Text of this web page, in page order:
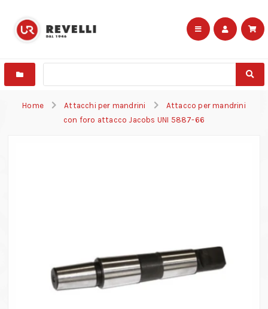
Home Attacchi per mandrini
Attacco per mandrini
con foro attacco Jacobs UNI 5887-66